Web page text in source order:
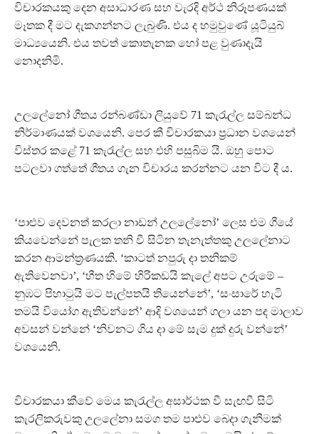
විචාරකයකු දෙන අසාධාරණ සහ වැරදි අර්ථ නිරූපණයක්
මෑතක දී මට දැකගන්නට ලැබුණි. එය ද හමුවුණේ යූටියුබ්
මාධ්‍යයෙනි. එය තවත් කොතැනක හෝ පළ වුණාදැයි
නොදනිමි.
උලලේනෝ ගීතය රන්බණ්ඩා ලියුවේ 71 කැරැල්ල සම්බන්ධ
නිර්මාණයක් වශයෙනි. පෙර කී විචාරකයා ප්‍රධාන වශයෙන්
විස්තර කළේ 71 කැරැල්ල සහ එහි පසුබිම යි. ඔහු පොට
පටලවා ගත්තේ ගීතය ගැන විචාරය කරන්නට යන විට දී ය.
‘පාළුව දෙවනත් කරලා නාඩන් උලලේනෝ’ ලෙස එම ගීයේ
කියවෙන්නේ පැලක තනි වී සිටින තැනැත්තකු උලලේනාට
කරන ආමන්ත්‍රණයකි. ‘කාටත් නපුරු දා තනිකම්
ඇතිවෙනවා’, ‘හීත හිමේ හිරිකඩයි කැලේ අපට උරුමේ –
නුඹට පිහාටුයි මට පැල්පතයි තියෙන්නේ’, ‘සංසාරේ හැටි
තමයි වියෝග ඇතිවන්නේ’ ආදි වශයෙන් ගලා යන පද මාලාව
අවසන් වන්නේ ‘නිවනට ගිය දා මේ සැම දුක් දුරු වන්නේ’
වශයෙනි.
විචාරකයා කීවේ මෙය කැරැල්ල අසාර්ථක වී සැඟවී සිටි
කැරලිකරුවකු උලලේනා සමග තම පාළුව බෙදා ගැනීමක්